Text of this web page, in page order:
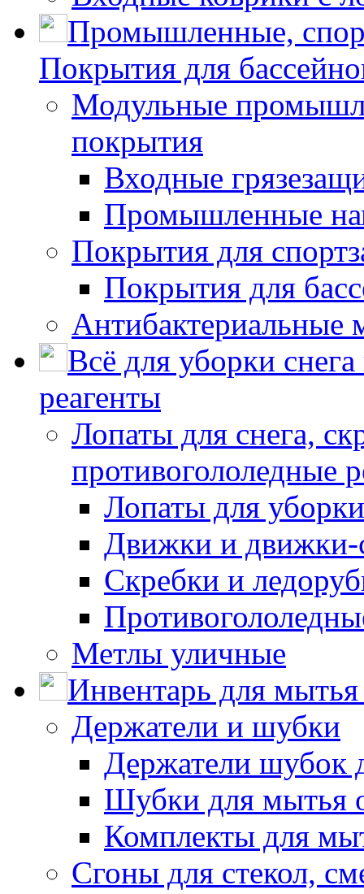
Промышленные,
Покрытия для
Модульные
покрытия
Входные
Промышленные
Покрытия для
Покрытия для
Антибактериальные
Всё для уборки
реагенты
Лопаты для снега,
противогололедные
Лопаты для
Движки и движки-
Скребки и
Метлы уличные
Инвентарь для мытья
Держатели и шубки
Держатели шубок
Шубки для мытья
Комплекты для
Сгоны для стекол,